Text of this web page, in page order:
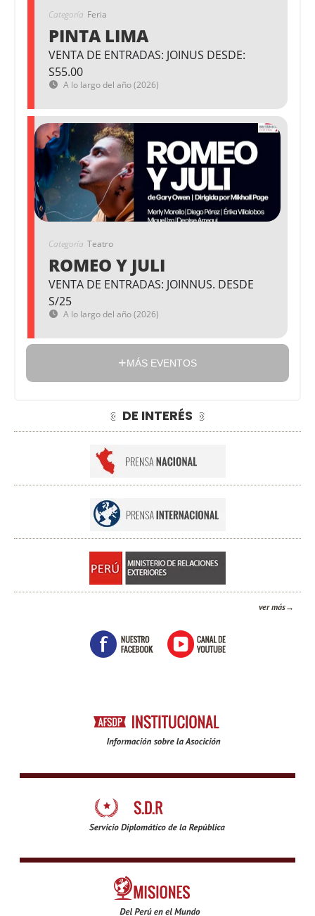
Categoría Feria
PINTA LIMA
VENTA DE ENTRADAS: JOINUS DESDE:
S55.00
A lo largo del año (2026)
Categoría Teatro
ROMEO Y JULI
VENTA DE ENTRADAS: JOINNUS. DESDE
S/25
A lo largo del año (2026)
MÁS EVENTOS
DE INTERÉS
ver más